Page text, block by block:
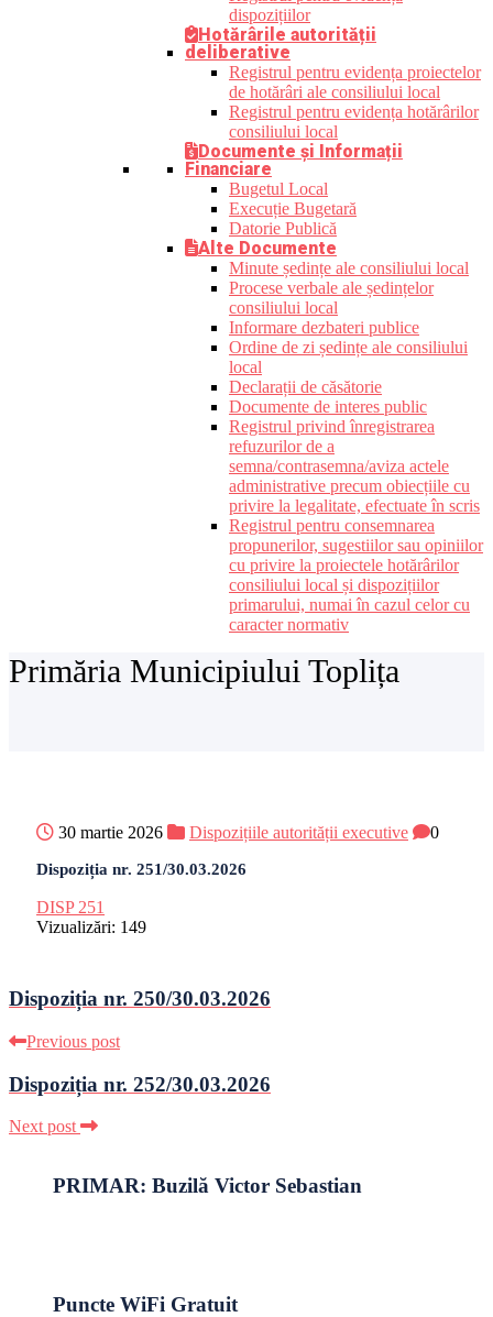
dispozițiilor
Hotărârile autorității
deliberative
Registrul pentru evidența proiectelor
de hotărâri ale consiliului local
Registrul pentru evidența hotărârilor
consiliului local
Documente și Informații
Financiare
Bugetul Local
Execuție Bugetară
Datorie Publică
Alte Documente
Minute ședințe ale consiliului local
Procese verbale ale ședințelor
consiliului local
Informare dezbateri publice
Ordine de zi ședințe ale consiliului
local
Declarații de căsătorie
Documente de interes public
Registrul privind înregistrarea
refuzurilor de a
semna/contrasemna/aviza actele
administrative precum obiecțiile cu
privire la legalitate, efectuate în scris
Registrul pentru consemnarea
propunerilor, sugestiilor sau opiniilor
cu privire la proiectele hotărârilor
consiliului local și dispozițiilor
primarului, numai în cazul celor cu
caracter normativ
Primăria Municipiului Toplița
30 martie 2026 Dispozițiile autorității executive 0
Dispoziția nr. 251/30.03.2026
DISP 251
Vizualizări: 149
Dispoziția nr. 250/30.03.2026
Previous post
Dispoziția nr. 252/30.03.2026
Next post
PRIMAR: Buzilă Victor Sebastian
Puncte WiFi Gratuit